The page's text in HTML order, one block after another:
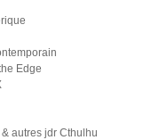
Edge
autres jdr Cthulhu